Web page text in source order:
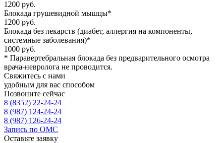
1200 руб.
Блокада грушевидной мышцы*
1200 руб.
Блокада без лекарств (диабет, аллергия на компоненты,
системные заболевания)*
1000 руб.
* Паравертебральная блокада без предварительного осмотра
врача-невролога не проводится.
Свяжитесь с нами
удобным для вас способом
Позвоните сейчас
8 (8352) 22-24-24
8 (987) 124-24-24
8 (987) 126-24-24
Запись по ОМС
Оставьте заявку